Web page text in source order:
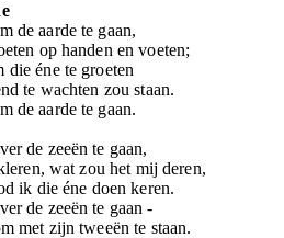
de aarde te gaan,
op handen en voeten;
die éne te groeten
te wachten zou staan.
de aarde te gaan.
de zeeën te gaan,
wat zou het mij deren,
ik die éne doen keren.
de zeeën te gaan -
met zijn tweeën te staan.